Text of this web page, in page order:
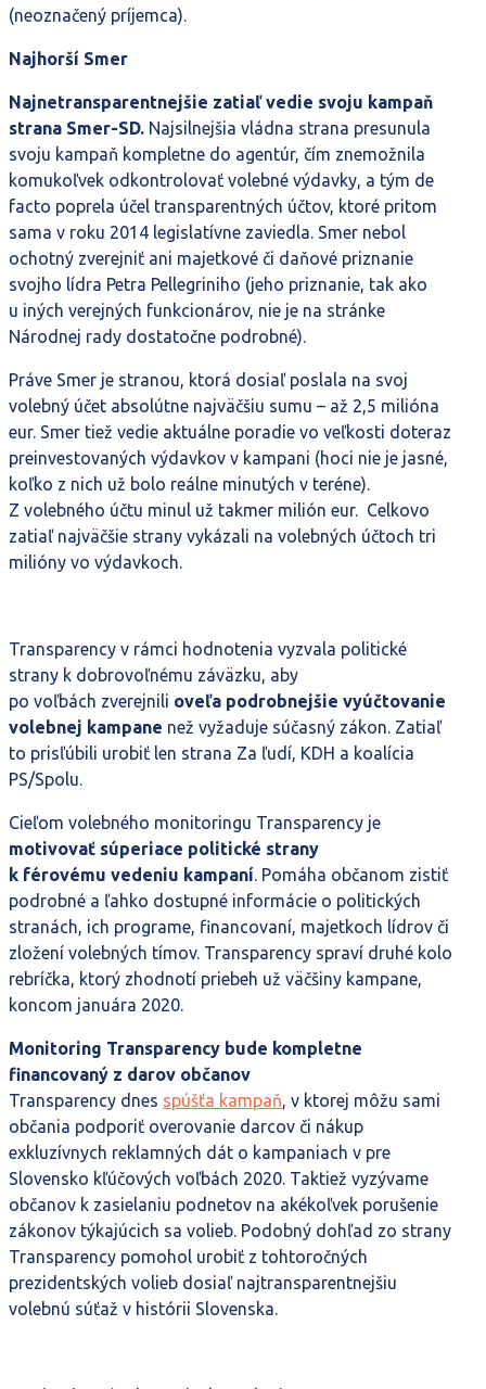
(neoznačený príjemca).
Najhorší Smer
Najnetransparentnejšie zatiaľ vedie svoju kampaň
strana Smer-SD. Najsilnejšia vládna strana presunula
svoju kampaň kompletne do agentúr, čím znemožnila
komukoľvek odkontrolovať volebné výdavky, a tým de
facto poprela účel transparentných účtov, ktoré pritom
sama v roku 2014 legislatívne zaviedla. Smer nebol
ochotný zverejniť ani majetkové či daňové priznanie
svojho lídra Petra Pellegriniho (jeho priznanie, tak ako
u iných verejných funkcionárov, nie je na stránke
Národnej rady dostatočne podrobné).
Práve Smer je stranou, ktorá dosiaľ poslala na svoj
volebný účet absolútne najväčšiu sumu – až 2,5 milióna
eur. Smer tiež vedie aktuálne poradie vo veľkosti doteraz
preinvestovaných výdavkov v kampani (hoci nie je jasné,
koľko z nich už bolo reálne minutých v teréne).
Z volebného účtu minul už takmer milión eur. Celkovo
zatiaľ najväčšie strany vykázali na volebných účtoch tri
milióny vo výdavkoch.
Transparency v rámci hodnotenia vyzvala politické
strany k dobrovoľnému záväzku, aby
po voľbách zverejnili oveľa podrobnejšie vyúčtovanie
volebnej kampane než vyžaduje súčasný zákon. Zatiaľ
to prisľúbili urobiť len strana Za ľudí, KDH a koalícia
PS/Spolu.
Cieľom volebného monitoringu Transparency je
motivovať súperiace politické strany
k férovému vedeniu kampaní. Pomáha občanom zistiť
podrobné a ľahko dostupné informácie o politických
stranách, ich programe, financovaní, majetkoch lídrov či
zložení volebných tímov. Transparency spraví druhé kolo
rebríčka, ktorý zhodnotí priebeh už väčšiny kampane,
koncom januára 2020.
Monitoring Transparency bude kompletne
financovaný z darov občanov
Transparency dnes spúšťa kampaň, v ktorej môžu sami
občania podporiť overovanie darcov či nákup
exkluzívnych reklamných dát o kampaniach v pre
Slovensko kľúčových voľbách 2020. Taktiež vyzývame
občanov k zasielaniu podnetov na akékoľvek porušenie
zákonov týkajúcich sa volieb. Podobný dohľad zo strany
Transparency pomohol urobiť z tohtoročných
prezidentských volieb dosiaľ najtransparentnejšiu
volebnú súťaž v histórii Slovenska.